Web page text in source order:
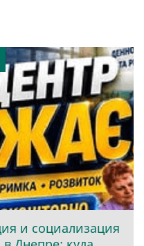
и социализация